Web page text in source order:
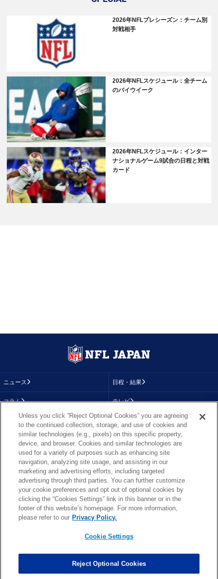
2026年NFLプレシーズン：チーム別
対戦相手
2026年NFLスケジュール：全チーム
のバイウイーク
2026年NFLスケジュール：インター
ナショナルゲーム9試合の日程と対戦
カード
ニュース 日程・結果
コラム テレビ
画像
順位表
About NFL
More NFL 特集
TOP お問い合わせ FAQ
PHOTO BY AP Images / PHOTO BY Getty Images
Unless you click “Reject Optional Cookies” you are agreeing
to the continued collection, storage, and use of cookies and
similar technologies (e.g., pixels) on this specific property,
device, and browser. Cookies and similar technologies are
used for a variety of purposes such as enhancing site
navigation, analyzing site usage, and assisting in our
marketing and advertising efforts, including targeted
advertising through third parties. You can further customize
your cookie preferences and opt out of optional cookies by
clicking the “Cookies Settings” link in this banner or in the
footer of this website’s homepage. For more information,
please refer to our Privacy Policy.
Cookie Settings
Reject Optional Cookies